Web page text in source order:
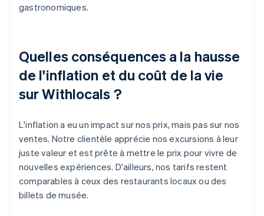
gastronomiques.
Quelles conséquences a la hausse
de l'inflation et du coût de la vie
sur Withlocals ?
L'inflation a eu un impact sur nos prix, mais pas sur nos
ventes. Notre clientèle apprécie nos excursions à leur
juste valeur et est prête à mettre le prix pour vivre de
nouvelles expériences. D'ailleurs, nos tarifs restent
comparables à ceux des restaurants locaux ou des
billets de musée.